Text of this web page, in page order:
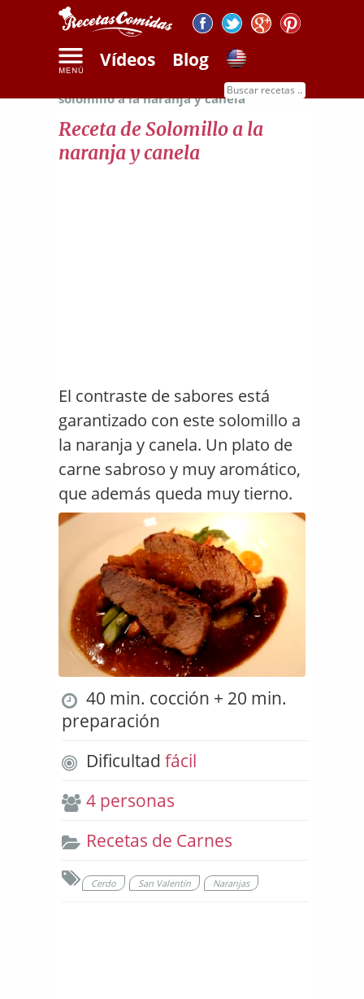
Vídeos Blog
Receta de
solomillo a la naranja y canela
Receta de Solomillo a la
naranja y canela
El contraste de sabores está
garantizado con este solomillo a
la naranja y canela. Un plato de
carne sabroso y muy aromático,
que además queda muy tierno.
40 min. cocción + 20 min.
preparación
Dificultad fácil
4 personas
Recetas de Carnes
Cerdo San Valentín Naranjas